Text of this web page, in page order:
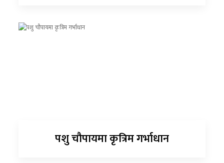
पशु चौपायमा कृत्रिम गर्भाधान